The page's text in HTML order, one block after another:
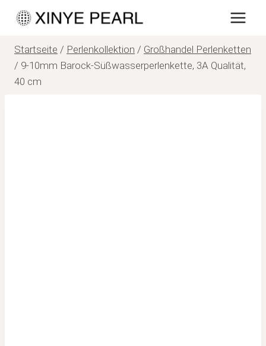
Zum
Inhalt
springen
Startseite / Perlenkollektion / Großhandel Perlenketten
/ 9-10mm Barock-Süßwasserperlenkette, 3A Qualität,
40 cm